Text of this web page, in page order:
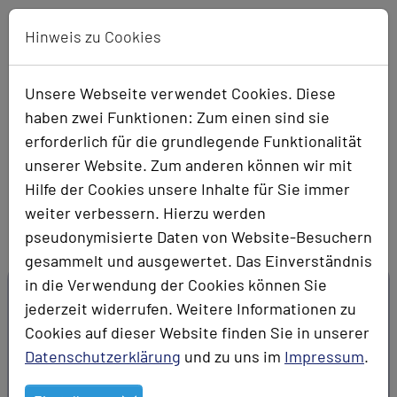
Über
Uns
Leistungen
Gebäudeautomation
Schaltanlagen
Elektroinstallation
Skip to main navigation
Skip to main content
Skip to page footer
Stellenangebote
Gestalten Sie mit uns die Zukunft der
Elektrotechnik.
Ihr Know-how ist gefragt.
Hinweis zu Cookies
Unsere Webseite verwendet Cookies. Diese
haben zwei Funktionen: Zum einen sind sie
erforderlich für die grundlegende Funktionalität
unserer Website. Zum anderen können wir mit
Hilfe der Cookies unsere Inhalte für Sie immer
weiter verbessern. Hierzu werden
pseudonymisierte Daten von Website-Besuchern
gesammelt und ausgewertet. Das Einverständnis
in die Verwendung der Cookies können Sie
jederzeit widerrufen. Weitere Informationen zu
Cookies auf dieser Website finden Sie in unserer
Datenschutzerklärung und zu uns im Impressum.